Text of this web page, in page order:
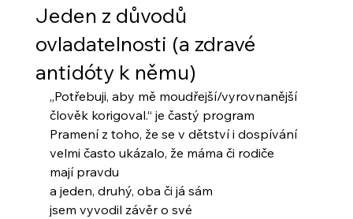
Jeden z důvodů
ovladatelnosti (a zdravé
antidóty k němu)
„Potřebuji, aby mě moudřejší/vyrovnanější
člověk korigoval.“ je častý program
Pramení z toho, že se v dětství i dospívání
velmi často ukázalo, že máma či rodiče
mají pravdu
a jeden, druhý, oba či já sám
jsem vyvodil závěr o své